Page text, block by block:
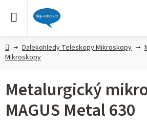
DomůDalekohledy Teleskopy Mikroskopy
Mikroskopy
Metalurgický
MAGUS Metal 630